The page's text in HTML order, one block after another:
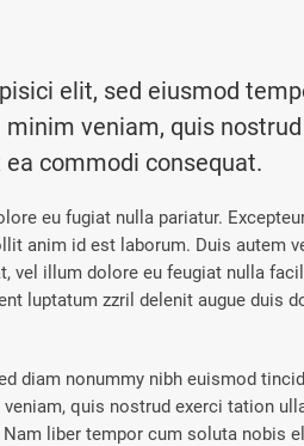
elit, sed eiusmod
veniam, quis nostrud
commodi consequat.
eu fugiat nulla pariatur.
anim id est laborum. Duis autem
vel illum dolore eu feugiat nulla
luptatum zzril delenit augue duis
diam nonummy nibh euismod
quis nostrud exerci tation
liber tempor cum soluta nobis